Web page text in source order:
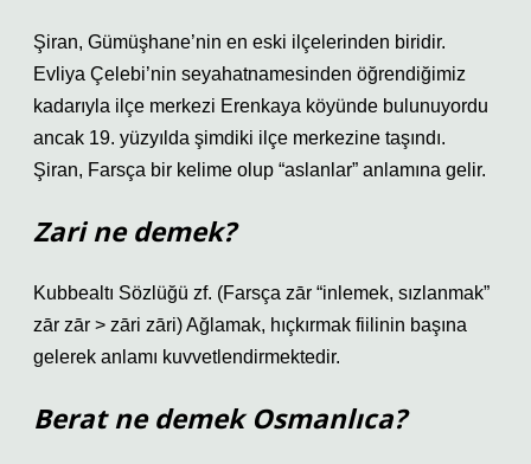
Şiran, Gümüşhane’nin en eski ilçelerinden biridir.
Evliya Çelebi’nin seyahatnamesinden öğrendiğimiz
kadarıyla ilçe merkezi Erenkaya köyünde bulunuyordu
ancak 19. yüzyılda şimdiki ilçe merkezine taşındı.
Şiran, Farsça bir kelime olup “aslanlar” anlamına gelir.
Zari ne demek?
Kubbealtı Sözlüğü zf. (Farsça zār “inlemek, sızlanmak”
zār zār > zāri zāri) Ağlamak, hıçkırmak fiilinin başına
gelerek anlamı kuvvetlendirmektedir.
Berat ne demek Osmanlıca?